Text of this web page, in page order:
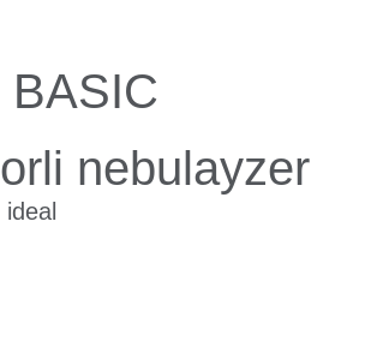
pikfloumetr
Mahsulotni qo'llab-
BASIC
nebulayzer